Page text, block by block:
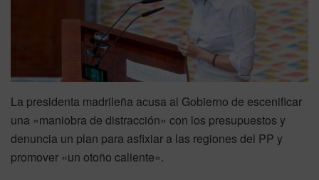
La presidenta madrileña acusa al Gobierno de escenificar
una «maniobra de distracción» con los presupuestos y
denuncia un plan para asfixiar a las regiones del PP y
promover «un otoño caliente».